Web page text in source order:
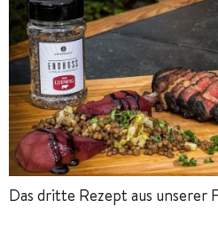
Das dritte Rezept aus unserer